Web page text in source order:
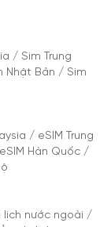
/ Sim Trung
Nhật Bản / Sim
/ eSIM Trung
eSIM Hàn Quốc /
lịch nước ngoài /